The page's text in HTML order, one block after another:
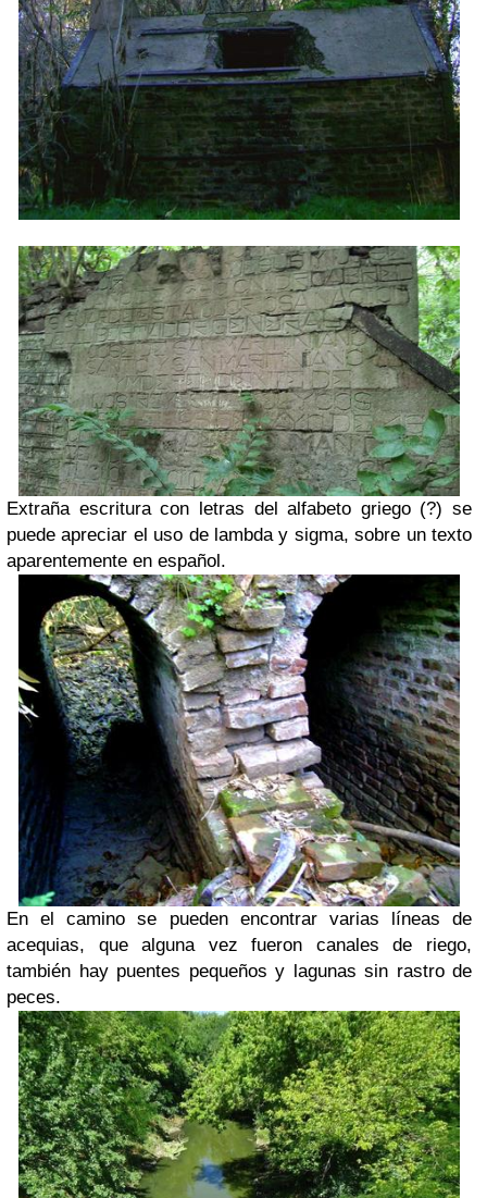
Extraña escritura con letras del alfabeto griego (?) se
puede apreciar el uso de lambda y sigma, sobre un texto
aparentemente en español.
En el camino se pueden encontrar varias líneas de
acequias, que alguna vez fueron canales de riego,
también hay puentes pequeños y lagunas sin rastro de
peces.